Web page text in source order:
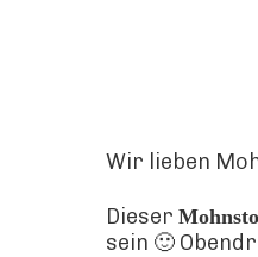
Wir lieben
Dieser
sein 🙂